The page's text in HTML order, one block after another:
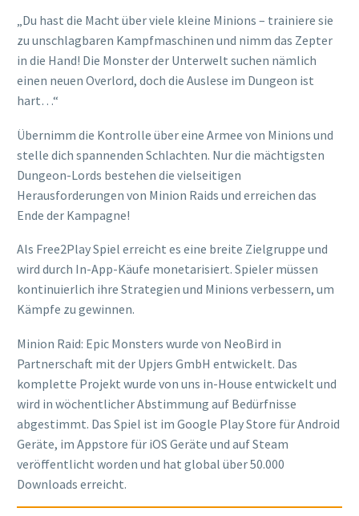
„Du hast die Macht über viele kleine Minions – trainiere sie
zu unschlagbaren Kampfmaschinen und nimm das Zepter
in die Hand! Die Monster der Unterwelt suchen nämlich
einen neuen Overlord, doch die Auslese im Dungeon ist
hart…“
Übernimm die Kontrolle über eine Armee von Minions und
stelle dich spannenden Schlachten. Nur die mächtigsten
Dungeon-Lords bestehen die vielseitigen
Herausforderungen von Minion Raids und erreichen das
Ende der Kampagne!
Als Free2Play Spiel erreicht es eine breite Zielgruppe und
wird durch In-App-Käufe monetarisiert. Spieler müssen
kontinuierlich ihre Strategien und Minions verbessern, um
Kämpfe zu gewinnen.
Minion Raid: Epic Monsters wurde von NeoBird in
Partnerschaft mit der Upjers GmbH entwickelt. Das
komplette Projekt wurde von uns in-House entwickelt und
wird in wöchentlicher Abstimmung auf Bedürfnisse
abgestimmt. Das Spiel ist im Google Play Store für Android
Geräte, im Appstore für iOS Geräte und auf Steam
veröffentlicht worden und hat global über 50.000
Downloads erreicht.